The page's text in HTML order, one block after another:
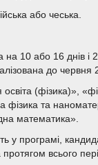
або чеська.
на 10 або 16 днів і
до червня
(фізика)»,
фізика та
математика».
у програмі,
всього